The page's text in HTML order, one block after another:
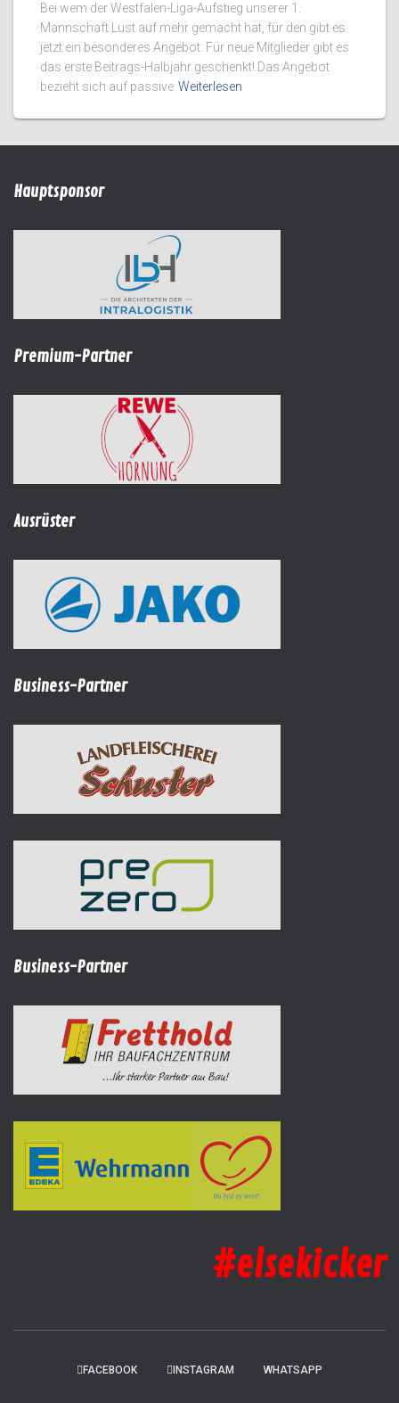
Bei wem der Westfalen-Liga-Aufstieg unserer 1.
Mannschaft Lust auf mehr gemacht hat, für den gibt es
jetzt ein besonderes Angebot: Für neue Mitglieder gibt es
das erste Beitrags-Halbjahr geschenkt! Das Angebot
bezieht sich auf passive Weiterlesen
Hauptsponsor
Premium-Partner
Ausrüster
Business-Partner
Business-Partner
#elsekicker
FACEBOOK INSTAGRAM WHATSAPP